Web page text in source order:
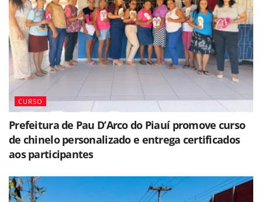
CURSO
Prefeitura de Pau D’Arco do Piauí promove curso
de chinelo personalizado e entrega certificados
aos participantes